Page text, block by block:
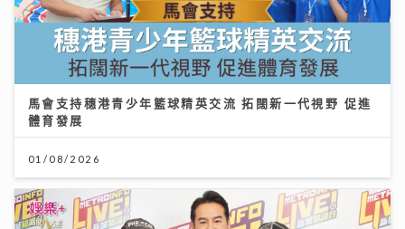
馬會支持穗港青少年籃球精英交流 拓闊新一代視野 促進
體育發展
01/08/2026